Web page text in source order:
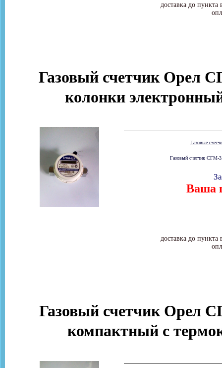
доставка до
Газовый счетчик Орел
колонки
Газовые
Газовый счетчик СГМ-
Ваша
доставка до
Газовый счетчик Орел
компактный с